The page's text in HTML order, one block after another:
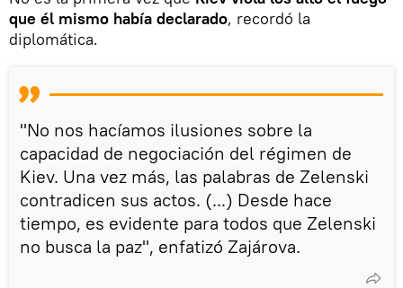
que él mismo había declarado, recordó la
diplomática.
"No nos hacíamos ilusiones sobre la
capacidad de negociación del régimen de
Kiev. Una vez más, las palabras de Zelenski
contradicen sus actos. (...) Desde hace
tiempo, es evidente para todos que Zelenski
no busca la paz", enfatizó Zajárova.